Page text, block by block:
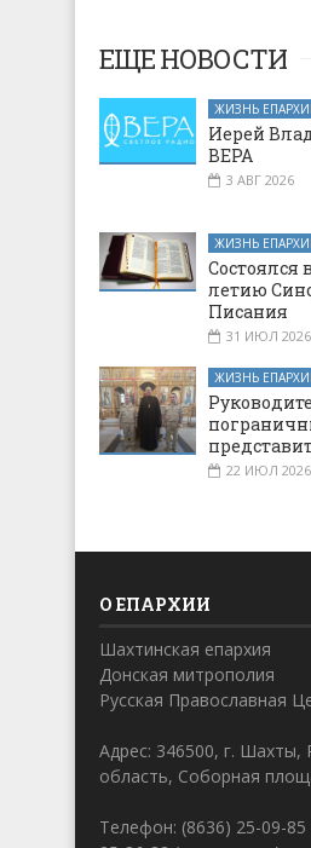
ЕЩЕ НОВОСТИ
ЖИЗНЬ
Иерей
ВЕРА
3 АВГ 2026
ЖИЗНЬ
Состоялся
летию
Писания
31 ИЮЛ 2026
ЖИЗНЬ
22 ИЮЛ 2026
О ЕПАРХИИ
Шахтинская епархия
Донская митрополия
Русская Православная
Адрес: 346500, г. Шахты,
область, Соборная
Телефон: (8636) 25-09-85